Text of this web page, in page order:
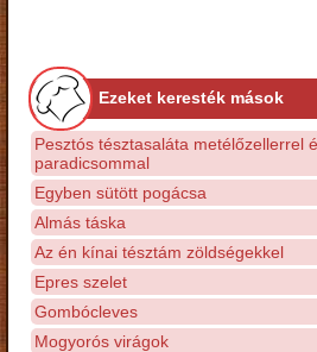
Ezeket keresték mások
Pesztós tésztasaláta metélőzellerrel
paradicsommal
Egyben sütött pogácsa
Almás táska
Az én kínai tésztám zöldségekkel
Epres szelet
Gombócleves
Mogyorós virágok